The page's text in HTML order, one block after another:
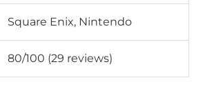
Square Enix, Nintendo
80/100 (29 reviews)